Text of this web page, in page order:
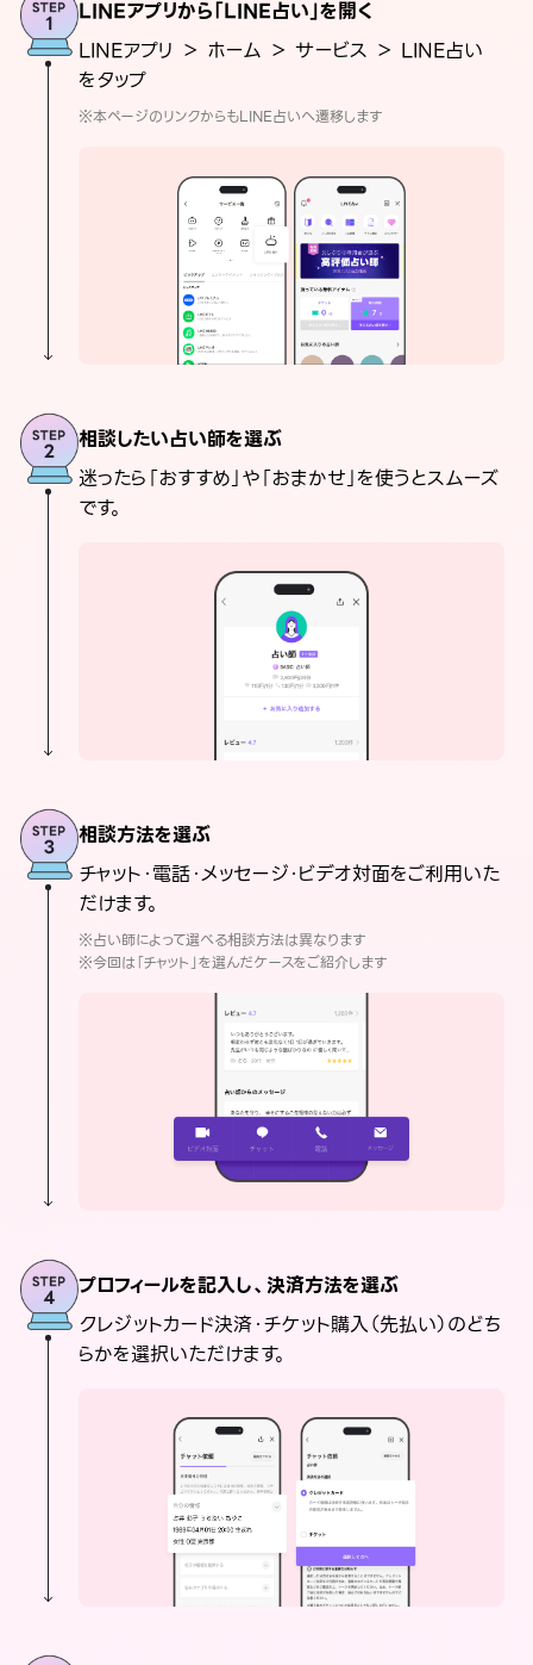
LINEアプリから「LINE占い」を開く
LINEアプリ ＞ ホーム ＞ サービス ＞ LINE占い
をタップ
※本ページのリンクからもLINE占いへ遷移します
相談したい占い師を選ぶ
迷ったら「おすすめ」や「おまかせ」を使うとスムーズ
です。
相談方法を選ぶ
チャット・電話・メッセージ・ビデオ対面をご利用いた
だけます。
※占い師によって選べる相談方法は異なります
※今回は「チャット」を選んだケースをご紹介します
プロフィールを記入し、決済方法を選ぶ
クレジットカード決済・チケット購入（先払い）のどち
らかを選択いただけます。